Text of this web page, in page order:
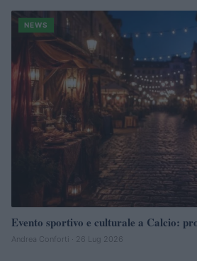
NEWS
Evento sportivo e culturale a Calcio:
Andrea Conforti · 26 Lug 2026